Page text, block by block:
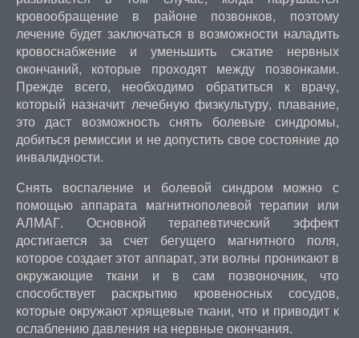
кровообращение в районе позвонков, поэтому
лечение будет заключаться в возможности наладить
кровоснабжение и уменьшить сжатие нервных
окончаний, которые проходят между позвонками.
Прежде всего, необходимо обратиться к врачу,
который назначит лечебную физкультуру, плавание,
это даст возможность снять болевые синдромы,
добиться ремиссии и не допустить свое состояние до
инвалидности.
Снять воспаление и болевой синдром можно с
помощью аппарата магнитнополевой терапии или
АЛМАГ. Основной терапевтический эффект
достигается за счет бегущего магнитного поля,
которое создает этот аппарат, эти волны проникают в
окружающие ткани и в сам позвоночник, что
способствует раскрытию кровеносных сосудов,
которые окружают хрящевые ткани, что и приводит к
ослаблению давления на нервные окончания.